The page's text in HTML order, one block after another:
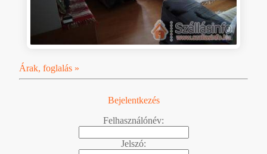
Árak, foglalás »
Bejelentkezés
Felhasználónév:
Jelszó: